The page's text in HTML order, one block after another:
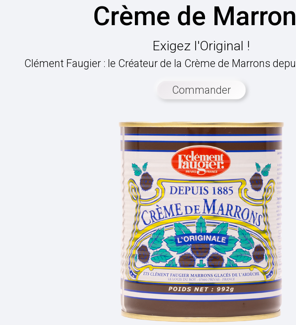
Crème de
Exigez l'Original !
Clément Faugier : le Créateur de la Crème de Marrons
Commander